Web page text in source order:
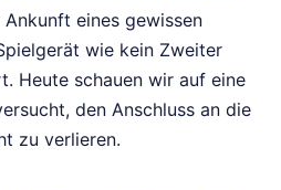
eines gewissen
wie kein Zweiter
Heute schauen wir auf eine
den Anschluss an die
zu verlieren.